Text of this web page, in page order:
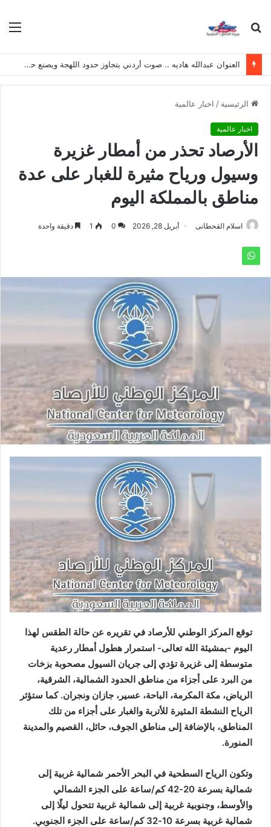
بحث
العنوان عبدالله هاديه .. صوت أردني يتجاوز حدود اللهجة ويصنع حضوره الخاص
الرئيسية / اخبار عالمية
اخبار عالمية
الأرصاد تحذر من أمطار غزيرة
وسيول ورياح مثيرة للغبار على عدة
مناطق بالمملكة اليوم
اسلام القحطانى أبريل 28, 2026 0
1 دقيقة واحدة
توقع المركز الوطني للأرصاد في تقريره عن حالة الطقس لهذا
اليوم -بمشيئة الله تعالى- استمرار هطول أمطار رعدية
متوسطة إلى غزيرة تؤدي إلى جريان السيول مصحوبة بزخات
من البرد على أجزاء من مناطق الحدود الشمالية، الشرقية،
الرياض، مكة المكرمة، الباحة، عسير، جازان ونجران. كما ستؤثر
الرياح النشطة المثيرة للأتربة والغبار على أجزاء من تلك
المناطق، بالإضافة إلى مناطق الجوف، حائل، القصيم والمدينة
المنورة.
وتكون الرياح السطحية في البحر الأحمر شمالية غربية إلى
شمالية بسرعة 20-42 كم/ساعة على الجزء الشمالي
والأوسط، وجنوبية غربية إلى شمالية غربية تتحول ليلًا إلى
شمالية غربية بسرعة 10-32 كم/ساعة على الجزء الجنوبي.